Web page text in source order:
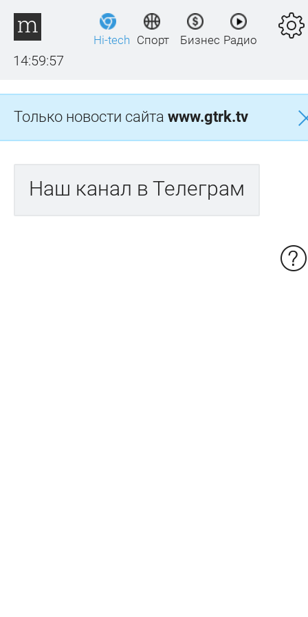
14:59:57
Hi-tech Спорт Бизнес Радио
Только новости сайта www.gtrk.tv
Наш канал в Телеграм